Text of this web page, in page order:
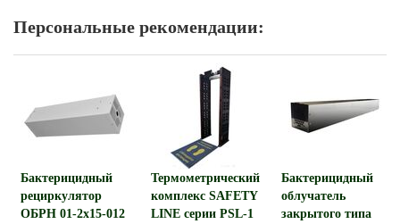
Персональные рекомендации:
Бактерицидный
рециркулятор
ОБРН 01-2x15-012
Термометрический
комплекс SAFETY
LINE серии PSL-1
Бактерицидный
облучатель
закрытого типа